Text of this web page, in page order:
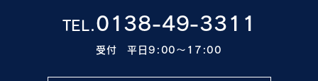
TEL.0138-49-3311
受付 平日9:00〜17:00